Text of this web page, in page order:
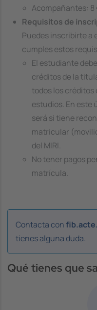
Acompañantes: 8
Requisitos de
Puedes inscribirte a
cumples estos
El estudiante
créditos de la
todos los créditos
estudios. En este
será si tiene
matricular
del MIRI.
No tener pagos
matrícula.
Contacta con
tienes alguna duda.
Qué tienes que